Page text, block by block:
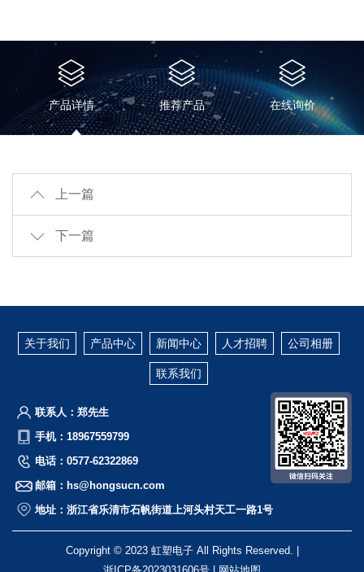
产品详情 推荐产品 在线询价
上一篇
下一篇
关于我们 产品中心 新闻中心 人才招聘 公司相册
联系我们
联系人：郑先生
手机：18967559799
电话：0577-62322869
邮箱：hs@hongsucn.com
地址：浙江省乐清市石帆街道上河头村天工一路1号
Copyright © 2023 虹塑电子 All Rights Reserved. |